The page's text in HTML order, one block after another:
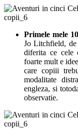
Primele mele
Jo Litchfield, de
diferita ce cele
foarte mult e
care copiii
modalitate
engleza, si
observatie.